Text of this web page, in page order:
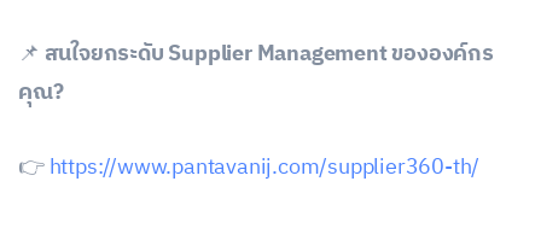
📌 สนใจยกระดับ Supplier Management ขององค์กร
คุณ?
👉https://www.pantavanij.com/supplier360-th/